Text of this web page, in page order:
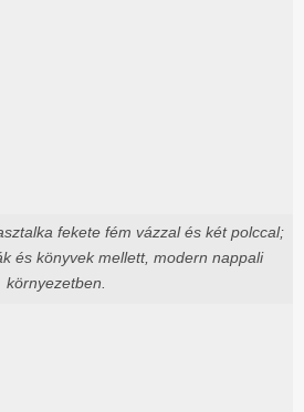
fekete fém vázzal és két polccal;
és könyvek mellett, modern nappali
környezetben.